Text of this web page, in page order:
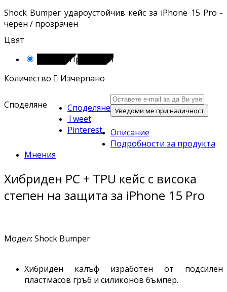
Shock Bumper удароустойчив кейс за iPhone 15 Pro -
черен / прозрачен
Цвят
Черен / Прозрачен
Количество  Изчерпано
Споделяне
Споделяне
Tweet
Pinterest
Уведоми ме при наличност
Описание
Подробности за продукта
Мнения
Хибриден PC + TPU кейс с висока
степен на защита за iPhone 15 Pro
Модел: Shock Bumper
Хибриден калъф изработен от подсилен
пластмасов гръб и силиконов бъмпер.